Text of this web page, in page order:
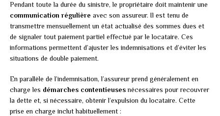
Pendant toute la durée du sinistre, le propriétaire doit maintenir une
communication régulière avec son assureur. Il est tenu de
transmettre mensuellement un état actualisé des sommes dues et
de signaler tout paiement partiel effectué par le locataire. Ces
informations permettent d’ajuster les indemnisations et d’éviter les
situations de double paiement.
En parallèle de l’indemnisation, l’assureur prend généralement en
charge les démarches contentieusesnécessaires pour recouvrer
la dette et, si nécessaire, obtenir l’expulsion du locataire. Cette
prise en charge inclut habituellement :